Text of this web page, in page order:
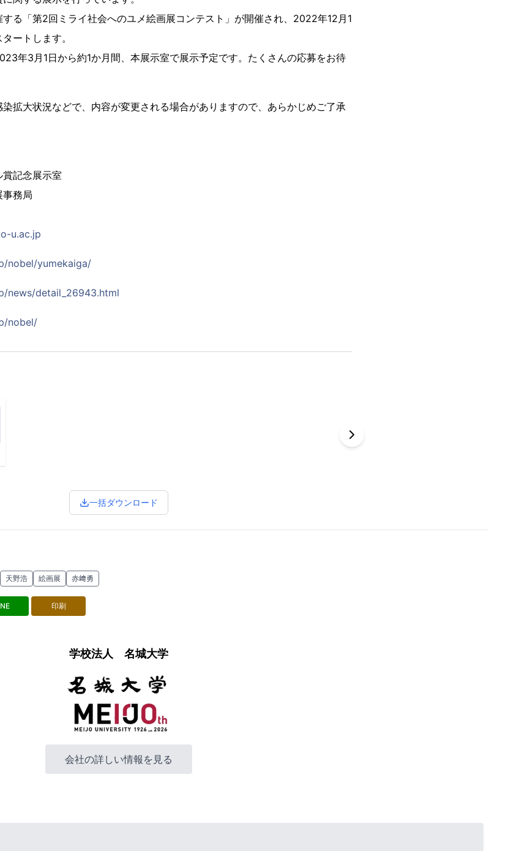
る「第2回ミライ社会へのユメ絵画展コンテスト」が開催され、2022年12月1
ートします。
年3月1日から約1か月間、本展示室で展示予定です。たくさんの応募をお待
染拡大状況などで、内容が変更される場合がありますので、あらかじめご了承
記念展示室
事務局
u.ac.jp
nobel/yumekaiga/
news/detail_26943.html
nobel/
一括ダウンロード
天野浩 絵画展 赤﨑勇
印刷
学校法人 名城大学
会社の詳しい情報を見る